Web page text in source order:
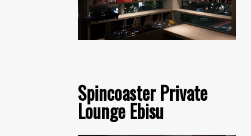
Spincoaster Private
Lounge Ebisu